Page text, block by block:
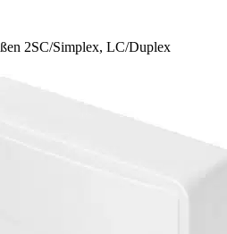
2SC/Simplex, LC/Duplex